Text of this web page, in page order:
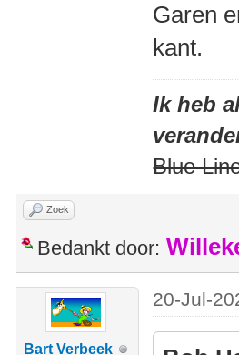
Garen
kant.
Ik heb
Blue
Zoek
Bedankt door:
Bart Verbeek
20-Jul-